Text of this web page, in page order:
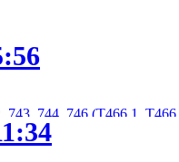
743, 744, 746 (T466.1,